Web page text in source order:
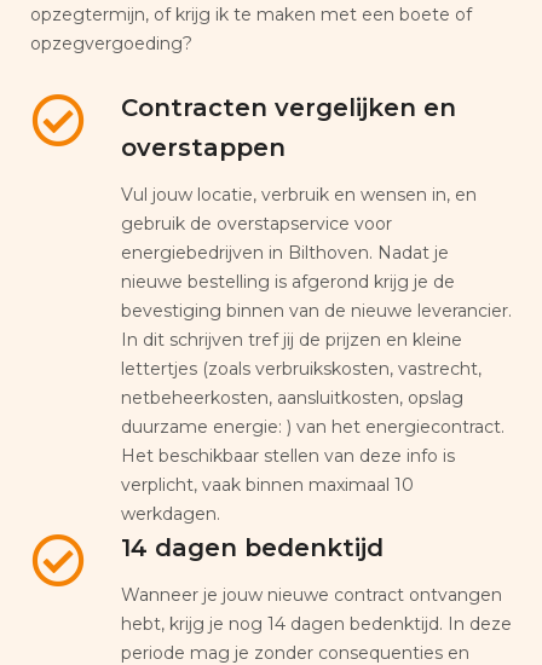
opzegtermijn, of krijg ik te maken met een boete of
opzegvergoeding?
Contracten vergelijken en
overstappen
Vul jouw locatie, verbruik en wensen in, en
gebruik de overstapservice voor
energiebedrijven in Bilthoven. Nadat je
nieuwe bestelling is afgerond krijg je de
bevestiging binnen van de nieuwe leverancier.
In dit schrijven tref jij de prijzen en kleine
lettertjes (zoals verbruikskosten, vastrecht,
netbeheerkosten, aansluitkosten, opslag
duurzame energie: ) van het energiecontract.
Het beschikbaar stellen van deze info is
verplicht, vaak binnen maximaal 10
werkdagen.
14 dagen bedenktijd
Wanneer je jouw nieuwe contract ontvangen
hebt, krijg je nog 14 dagen bedenktijd. In deze
periode mag je zonder consequenties en